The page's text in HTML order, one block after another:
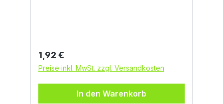
Regulärer Preis:
1,92 €
Preise inkl. MwSt. zzgl. Versandkosten
In den Warenkorb